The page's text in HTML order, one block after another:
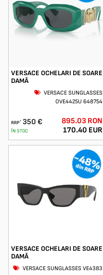
VERSACE OCHELARI DE SOARE
DAMĂ
VERSACE SUNGLASSES
OVE4425U 648754
RRP* 350 €
ÎN STOC
895.03 RON
170.40 EUR
-48%
din RRP
VERSACE OCHELARI DE SOARE
DAMĂ
VERSACE SUNGLASSES VE4383